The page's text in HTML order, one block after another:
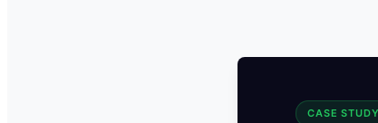
CASE STUDY